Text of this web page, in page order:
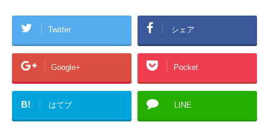
Twitter シェア
Google+ Pocket
B! はてブ LINE